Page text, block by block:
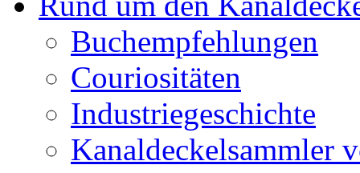
Buchempfehlungen
Couriositäten
Industriegeschichte
Kanaldeckelsammler